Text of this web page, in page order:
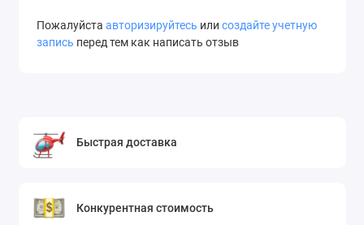
Пожалуйста авторизируйтесь или создайте учетную
запись перед тем как написать отзыв
Быстрая доставка
Конкурентная стоимость